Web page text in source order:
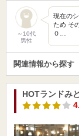
～10代
男性
現在の
ため そ
０…
関連情報から探す
HOTランドみ